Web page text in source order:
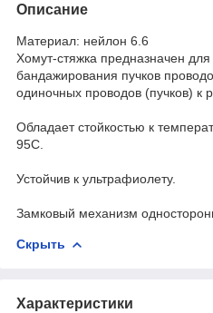
Описание
Материал: нейлон 6.6
Хомут-стяжка предназначен
бандажирования пучков
одиночных проводов (пучков) к
Обладает стойкостью к
95С.
Устойчив к ультрафиолету.
Замковый механизм
Скрыть
Характеристики